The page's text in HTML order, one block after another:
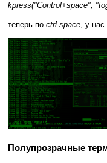
kpress("Control+space",
теперь по ctrl-space, у нас
Полупрозрачные